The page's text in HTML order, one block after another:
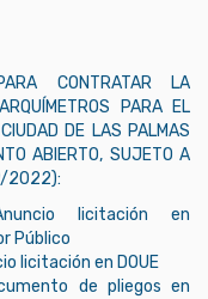
CONTRATAR LA
PARA EL
DE LAS PALMAS
ABIERTO, SUJETO A
2022):
licitación en
Público
licitación en DOUE
de pliegos en